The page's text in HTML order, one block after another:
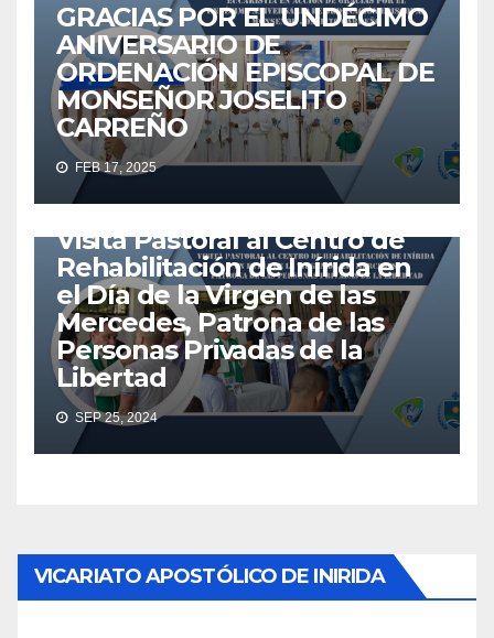
GRACIAS POR EL UNDÉCIMO
ANIVERSARIO DE
ORDENACIÓN EPISCOPAL DE
MONSEÑOR JOSELITO
CARREÑO
FEB 17, 2025
ACTUALIDAD AGENTES EMAÚS EUCARISTÍA IGLESIA
IGLESIA CATÓLICA MISIONEROS
VICARIATO APOSTÓLICO DE INÍRIDA VICINIRIDATV
Visita Pastoral al Centro de
Rehabilitación de Inírida en
el Día de la Virgen de las
Mercedes, Patrona de las
Personas Privadas de la
Libertad
SEP 25, 2024
VICARIATO APOSTÓLICO DE INIRIDA